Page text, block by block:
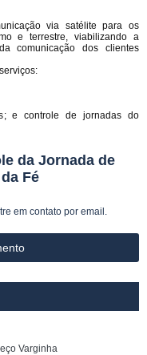
via satélite para os
e terrestre, viabilizando a
comunicação dos clientes
e controle de jornadas do
da Jornada de
Fé
em contato por email.
Varginha